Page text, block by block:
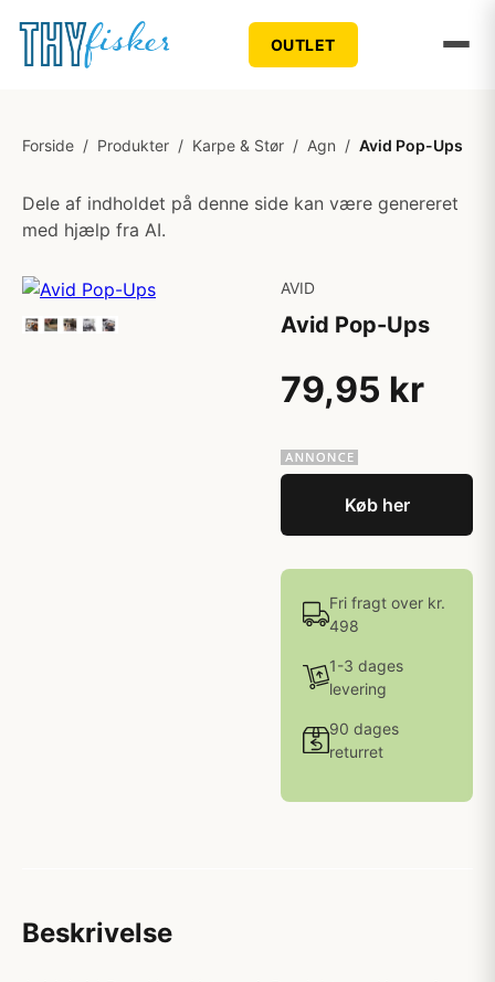
OUTLET
Forside / Produkter / Karpe & Stør / Agn / Avid Pop-Ups
Dele af indholdet på denne side kan være genereret
med hjælp fra AI.
AVID
Avid Pop-Ups
79,95 kr
Køb her
Fri fragt over kr.
498
1-3 dages
levering
90 dages
returret
Beskrivelse